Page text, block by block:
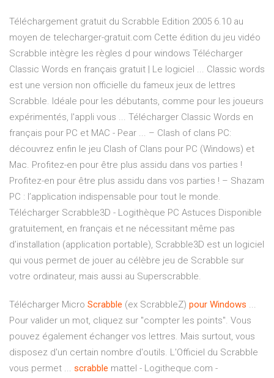
Téléchargement gratuit du Scrabble Edition 2005 6.10 au
moyen de telecharger-gratuit.com Cette édition du jeu vidéo
Scrabble intègre les règles d pour windows Télécharger
Classic Words en français gratuit | Le logiciel ... Classic words
est une version non officielle du fameux jeux de lettres
Scrabble. Idéale pour les débutants, comme pour les joueurs
expérimentés, l'appli vous ... Télécharger Classic Words en
français pour PC et MAC - Pear ... – Clash of clans PC:
découvrez enfin le jeu Clash of Clans pour PC (Windows) et
Mac. Profitez-en pour être plus assidu dans vos parties !
Profitez-en pour être plus assidu dans vos parties ! – Shazam
PC : l’application indispensable pour tout le monde.
Télécharger Scrabble3D - Logithèque PC Astuces Disponible
gratuitement, en français et ne nécessitant même pas
d’installation (application portable), Scrabble3D est un logiciel
qui vous permet de jouer au célèbre jeu de Scrabble sur
votre ordinateur, mais aussi au Superscrabble.
Télécharger Micro Scrabble (ex ScrabbleZ) pour Windows ...
Pour valider un mot, cliquez sur "compter les points". Vous
pouvez également échanger vos lettres. Mais surtout, vous
disposez d'un certain nombre d'outils. L'Officiel du Scrabble
vous permet ... scrabble mattel - Logitheque.com -